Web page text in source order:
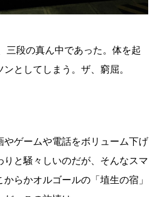
三段の真ん中であった。体を起
としてしまう。ザ、窮屈。
ゲームや電話をボリューム下げ
と騒々しいのだが、そんなスマ
らかオルゴールの「埴生の宿」